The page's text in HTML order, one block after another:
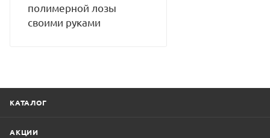
полимерной лозы
своими руками
КАТАЛОГ
АКЦИИ